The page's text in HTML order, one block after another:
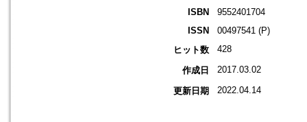
ISBN
9552401704
ISSN
00497541 (P)
ヒット数
428
作成日 2017.03.02
更新日期 2022.04.14